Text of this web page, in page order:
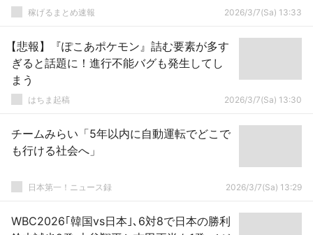
稼げるまとめ速報 2026/3/7(Sa) 13:33
【悲報】『ぽこあポケモン』詰む要素が多す
ぎると話題に！進行不能バグも発生してし
まう
はちま起稿 2026/3/7(Sa) 13:30
チームみらい「5年以内に自動運転でどこで
も行ける社会へ」
日本第一！ニュース録 2026/3/7(Sa) 13:29
WBC2026｢韓国vs日本｣､6対8で日本の勝利